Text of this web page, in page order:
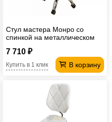
Стул мастера Монро со
спинкой на металлическом
7 710 ₽
В корзину
Купить в 1 клик